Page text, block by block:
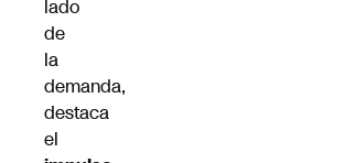
lado
de
la
demanda,
destaca
el